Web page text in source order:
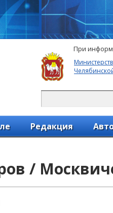
При
Редакция
/